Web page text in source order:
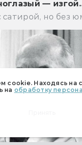
cookie. Находясь на
на обработку
—
но без